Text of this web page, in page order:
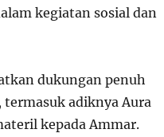
kegiatan sosial dan
dukungan penuh
adiknya Aura
kepada Ammar.